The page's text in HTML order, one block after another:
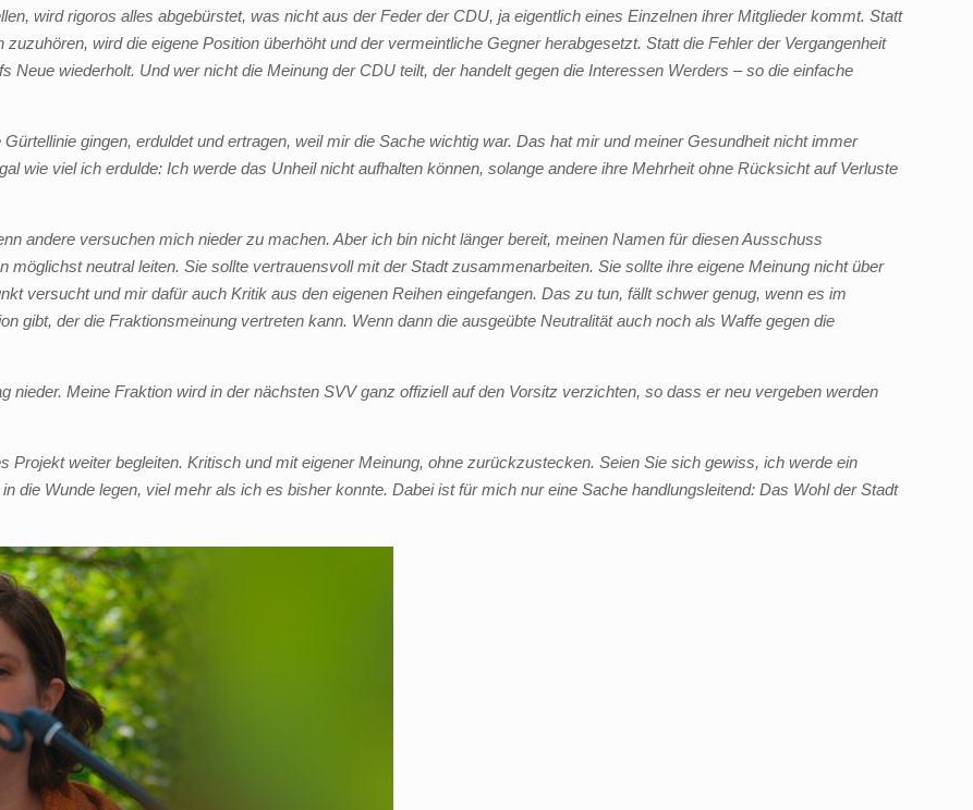
wird rigoros alles abgebürstet, was nicht aus der Feder der CDU, ja eigentlich eines Einzelnen ihrer Mitglieder kommt. Statt
wird die eigene Position überhöht und der vermeintliche Gegner herabgesetzt. Statt die Fehler der Vergangenheit
Neue wiederholt. Und wer nicht die Meinung der CDU teilt, der handelt gegen die Interessen Werders – so die einfache
gingen, erduldet und ertragen, weil mir die Sache wichtig war. Das hat mir und meiner Gesundheit nicht immer
wie viel ich erdulde: Ich werde das Unheil nicht aufhalten können, solange andere ihre Mehrheit ohne Rücksicht auf Verluste
andere versuchen mich nieder zu machen. Aber ich bin nicht länger bereit, meinen Namen für diesen Ausschuss
neutral leiten. Sie sollte vertrauensvoll mit der Stadt zusammenarbeiten. Sie sollte ihre eigene Meinung nicht über
versucht und mir dafür auch Kritik aus den eigenen Reihen eingefangen. Das zu tun, fällt schwer genug, wenn es im
gibt, der die Fraktionsmeinung vertreten kann. Wenn dann die ausgeübte Neutralität auch noch als Waffe gegen die
nieder. Meine Fraktion wird in der nächsten SVV ganz offiziell auf den Vorsitz verzichten, so dass er neu vergeben werden
Projekt weiter begleiten. Kritisch und mit eigener Meinung, ohne zurückzustecken. Seien Sie sich gewiss, ich werde ein
die Wunde legen, viel mehr als ich es bisher konnte. Dabei ist für mich nur eine Sache handlungsleitend: Das Wohl der Stadt